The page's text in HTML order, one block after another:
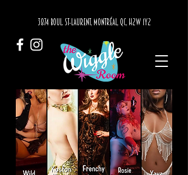
3874 BOUL. ST-LAURENT, MONTRÉAL, QC, H2W 1Y2